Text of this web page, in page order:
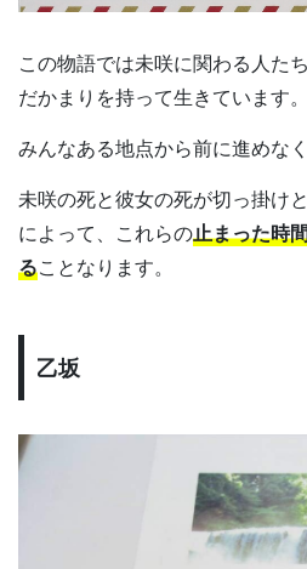
この物語では未咲に関わる人た
だかまりを持って生きています。
みんなある地点から前に進めな
未咲の死と彼女の死が切っ掛け
によって、これらの止まった時
ることなります。
乙坂